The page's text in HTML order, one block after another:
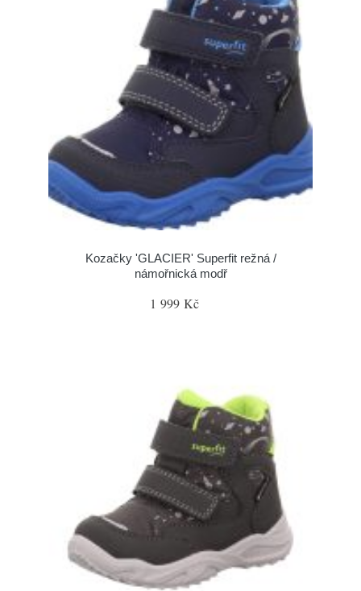
Kozačky 'GLACIER' Superfit režná /
námořnická modř
1 999 Kč